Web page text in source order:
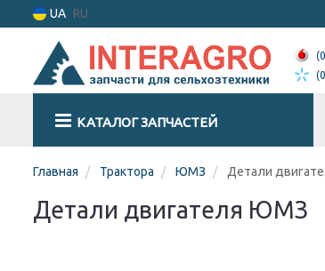
UA RU
КАТАЛОГ ЗАПЧАСТЕЙ
Главная Трактора ЮМЗ Детали
Детали двигателя ЮМЗ